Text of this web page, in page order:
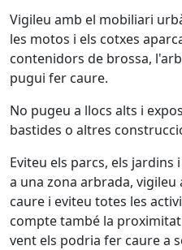
Vigileu amb el mobiliari
les motos i els cotxes
contenidors de brossa,
pugui fer caure.
No pugeu a llocs alts i
bastides o altres
Eviteu els parcs, els jardins
a una zona arbrada,
caure i eviteu totes les
compte també la
vent els podria fer caure a